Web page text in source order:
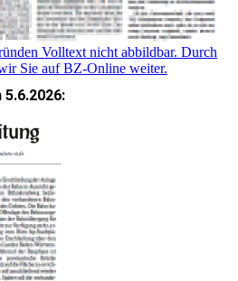
Volltext nicht abbildbar. Durch
Sie auf BZ-Online weiter.